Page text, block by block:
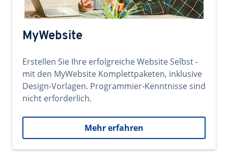
MyWebsite
Erstellen Sie Ihre erfolgreiche Website Selbst -
mit den MyWebsite Komplettpaketen, inklusive
Design-Vorlagen. Programmier-Kenntnisse sind
nicht erforderlich.
Mehr erfahren